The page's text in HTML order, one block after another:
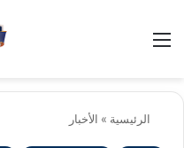
الرئيسية » الأخبار